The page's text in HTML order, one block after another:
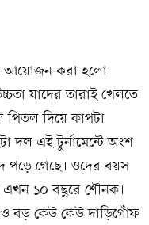
আয়োজন করা হলো
যাদের তারাই খেলতে
পিতল দিয়ে কাপটা
দল এই টুর্নামেন্টে অংশ
পড়ে গেছে। ওদের বয়স
এখন ১০ বছুরে শৌনক।
বড় কেউ কেউ দাড়িগোঁফ